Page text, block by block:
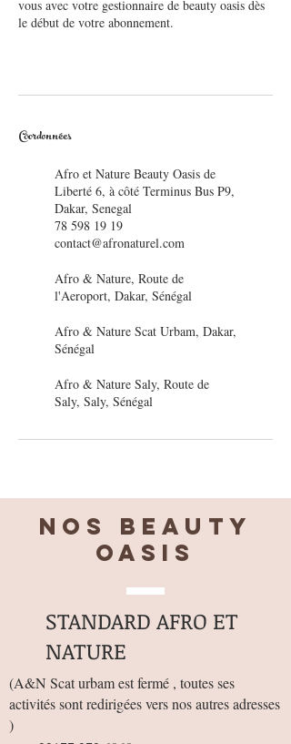
vous avec votre gestionnaire de beauty oasis dès
le début de votre abonnement.
Coordonnées
Afro et Nature Beauty Oasis de
Liberté 6, à côté Terminus Bus P9,
Dakar, Senegal
78 598 19 19
contact@afronaturel.com
Afro & Nature, Route de
l'Aeroport, Dakar, Sénégal
Afro & Nature Scat Urbam, Dakar,
Sénégal
Afro & Nature Saly, Route de
Saly, Saly, Sénégal
Nos BEAUTY
OASIS
STANDARD AFRO ET
NATURE
(A&N Scat urbam est fermé , toutes ses
activités sont redirigées vers nos autres adresses
)